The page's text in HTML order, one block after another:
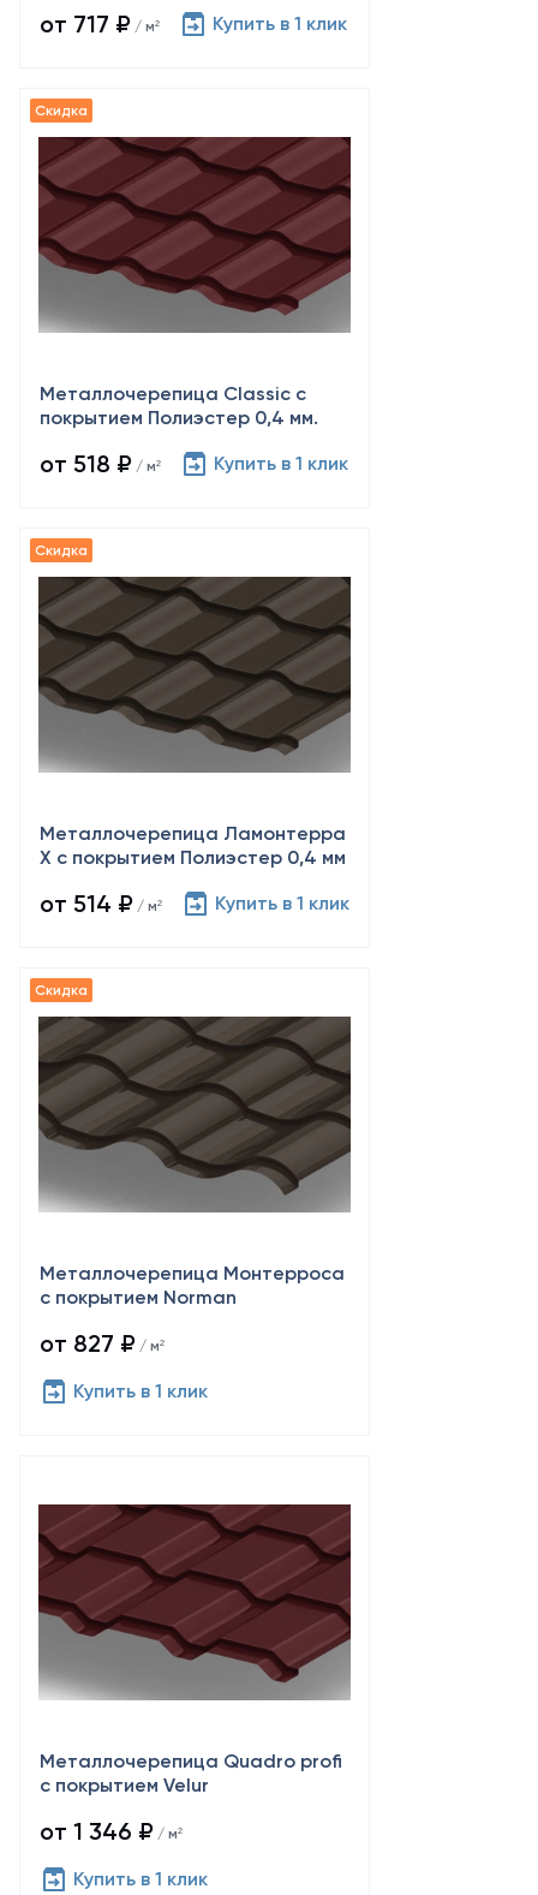
от 717 ₽ / м² Купить в 1 клик
Металлочерепица Classic с
покрытием Полиэстер 0,4 мм.
от 518 ₽ / м² Купить в 1 клик
Металлочерепица Ламонтерра
Х с покрытием Полиэстер 0,4 мм
от 514 ₽ / м² Купить в 1 клик
Металлочерепица Монтерроса
с покрытием Norman
от 827 ₽ / м²
Купить в 1 клик
Металлочерепица Quadro profi
с покрытием Velur
от 1 346 ₽ / м²
Купить в 1 клик